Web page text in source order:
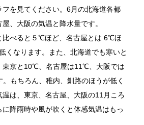
を見てください。6月の北海道各都
、大阪の気温と降水量です。
比べると５℃ほど、名古屋とは 6℃ほ
くなります。また、北海道でも寒いと
東京と10℃、名古屋は11℃、大阪では
もちろん、稚内、釧路のほうが低く
は、東京、名古屋、大阪の11月ころ
降雨時や風が吹くと体感気温はもっ